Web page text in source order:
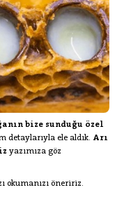
bize sunduğu özel
detaylarıyla ele aldık. Arı
yazımıza göz
okumanızı öneririz.